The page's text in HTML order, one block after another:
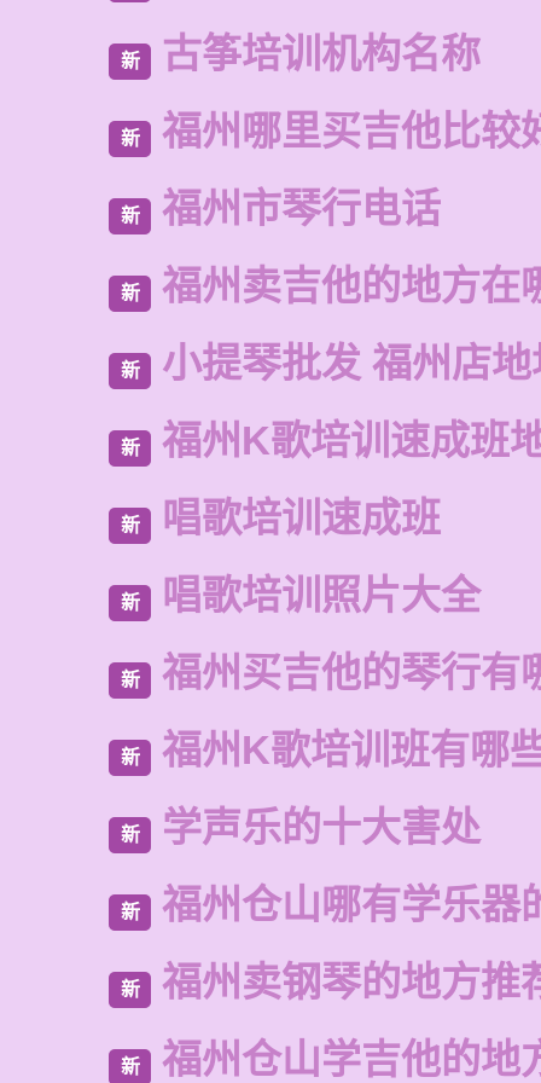
新 古筝培训机构名称
新 福州哪里买吉他比较
新 福州市琴行电话
新 福州卖吉他的地方在
新 小提琴批发 福州店
新 福州K歌培训速成班
新 唱歌培训速成班
新 唱歌培训照片大全
新 福州买吉他的琴行有
新 福州K歌培训班有哪
新 学声乐的十大害处
新 福州仓山哪有学乐器
新 福州卖钢琴的地方推
新 福州仓山学吉他的地